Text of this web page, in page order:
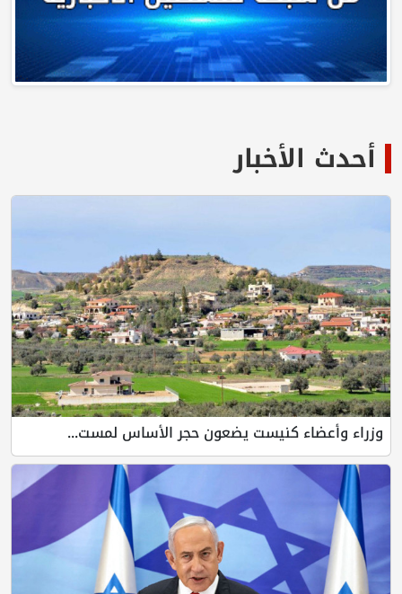
أحدث الأخبار
وزراء وأعضاء كنيست يضعون حجر الأساس لمست...